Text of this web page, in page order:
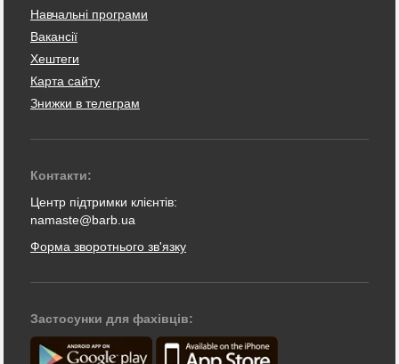
Навчальні програми
Вакансії
Хештеги
Карта сайту
Знижки в телеграм
Контакти:
Центр підтримки клієнтів:
namaste@barb.ua
Форма зворотнього зв'язку
Застосунки для фахівців: